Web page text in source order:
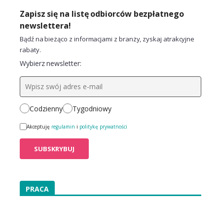
Zapisz się na listę odbiorców bezpłatnego
newslettera!
Bądź na bieżąco z informacjami z branży, zyskaj atrakcyjne
rabaty.
Wybierz newsletter:
Codzienny Tygodniowy
Akceptuję regulamin i politykę prywatności
PRACA